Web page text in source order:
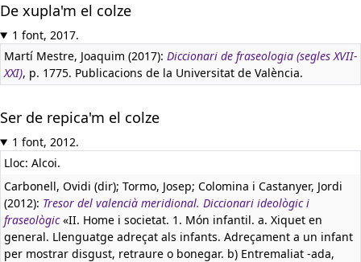
De xupla'm el colze
1 font, 2017.
Martí Mestre, Joaquim (2017): Diccionari de fraseologia (segles XVII-
XXI), p. 1775. Publicacions de la Universitat de València.
Ser de repica'm el colze
1 font, 2012.
Lloc: Alcoi.
Carbonell, Ovidi (dir); Tormo, Josep; Colomina i Castanyer, Jordi
(2012): Tresor del valencià meridional. Diccionari ideològic i
fraseològic«II. Home i societat. 1. Món infantil. a. Xiquet en
general. Llenguatge adreçat als infants. Adreçament a un infant
per mostrar disgust, retraure o bonegar. b) Entremaliat -ada,